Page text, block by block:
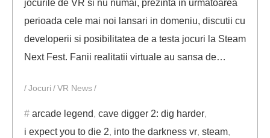
jocurile de VR si nu numai, prezinta in urmatoarea
perioada cele mai noi lansari in domeniu, discutii cu
developerii si posibilitatea de a testa jocuri la Steam
Next Fest. Fanii realitatii virtuale au sansa de…
Jocuri VR News
arcade legend, cave digger 2: dig harder,
i expect you to die 2, into the darkness vr, steam,